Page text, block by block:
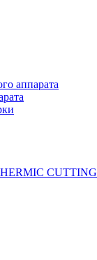
аппарата
CUTTING